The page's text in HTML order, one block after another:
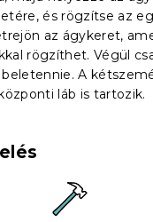
és rögzítse az
az ágykeret,
rögzíthet. Végül
A
láb is tartozik.